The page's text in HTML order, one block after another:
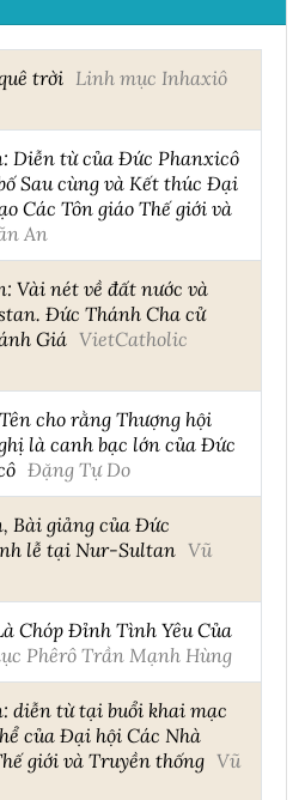
trời Linh mục Inhaxiô
Diễn từ của Đức Phanxicô
Sau cùng và Kết thúc Đại
Các Tôn giáo Thế giới và
An
Vài nét về đất nước và
Đức Thánh Cha cử
Giá VietCatholic
cho rằng Thượng hội
là canh bạc lớn của Đức
Đặng Tự Do
Bài giảng của Đức
lễ tại Nur-Sultan Vũ
Chóp Đỉnh Tình Yêu Của
Phêrô Trần Mạnh Hùng
diễn từ tại buổi khai mạc
của Đại hội Các Nhà
giới và Truyền thống Vũ